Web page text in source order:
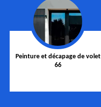
Peinture et décapage de volet
66